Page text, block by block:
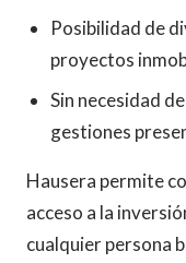
Posibilidad de
proyectos
Sin necesidad
gestiones
Hausera permite
acceso a la
cualquier persona